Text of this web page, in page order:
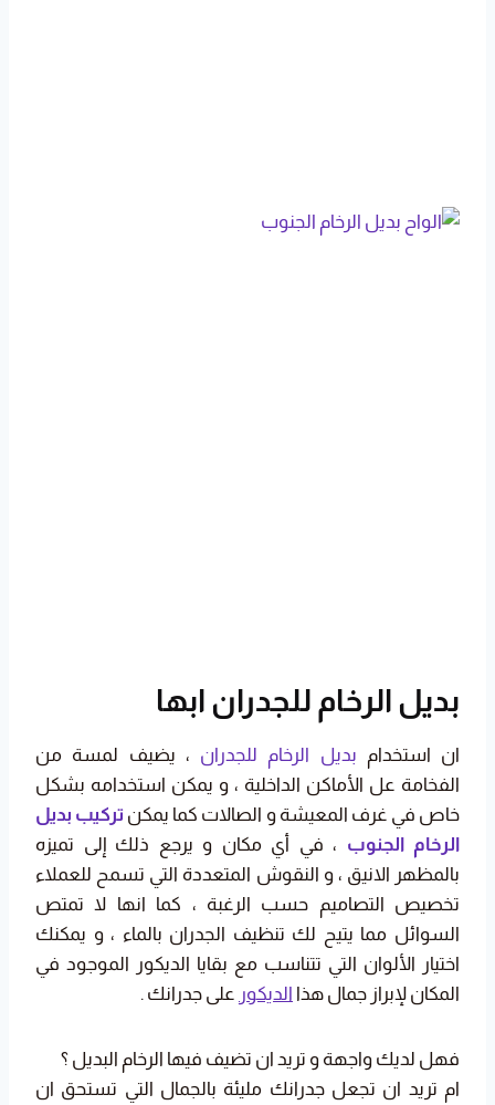
بديل الرخام للجدران ابها
ان استخدام بديل الرخام للجدران ، يضيف لمسة من
الفخامة عل الأماكن الداخلية ، و يمكن استخدامه بشكل
خاص في غرف المعيشة و الصالات كما يمكن تركيب بديل
الرخام الجنوب ، في أي مكان و يرجع ذلك إلى تميزه
بالمظهر الانيق ، و النقوش المتعددة التي تسمح للعملاء
تخصيص التصاميم حسب الرغبة ، كما انها لا تمتص
السوائل مما يتيح لك تنظيف الجدران بالماء ، و يمكنك
اختيار الألوان التي تتناسب مع بقايا الديكور الموجود في
المكان لإبراز جمال هذا
الديكور على جدرانك .
فهل لديك واجهة و تريد ان تضيف فيها الرخام البديل ؟
ام تريد ان تجعل جدرانك مليئة بالجمال التي تستحق ان